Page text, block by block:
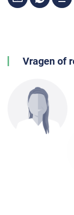
Vragen of